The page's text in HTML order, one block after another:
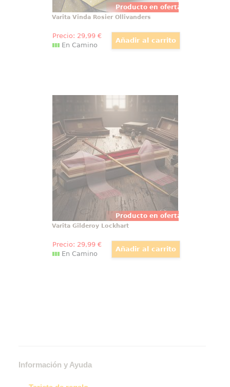
Producto en oferta
Varita Vinda Rosier Ollivanders
Precio: 29,99€
En Camino
Producto en oferta
Luce en tu colección la elegancia
que encandiló a Hogwarts con la
varita Gilderoy Lockhart: una
réplica oficial de The Noble
Collection presentada en caja de
Ollivanders, donde el interior de
terciopelo
Varita Gilderoy Lockhart
Precio: 29,99€
En Camino
Información y Ayuda